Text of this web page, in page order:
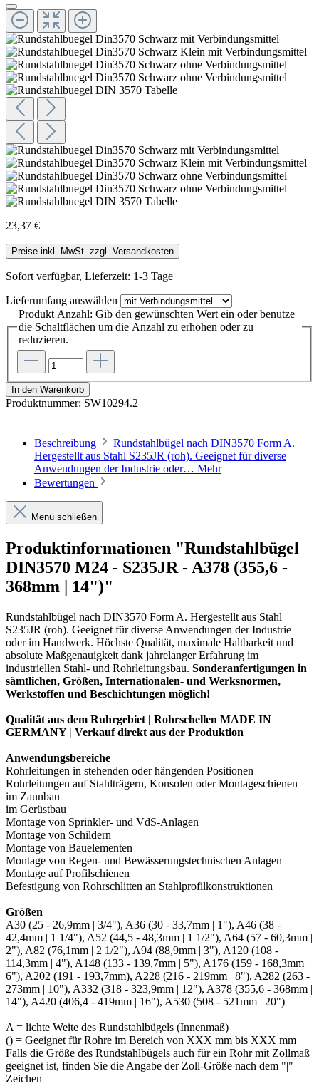
23,37 €
Preise inkl. MwSt. zzgl. Versandkosten
Sofort verfügbar, Lieferzeit: 1-3 Tage
Lieferumfang auswählen
Produkt Anzahl: Gib den gewünschten Wert ein oder benutze
die Schaltflächen um die Anzahl zu erhöhen oder zu
reduzieren.
In den Warenkorb
Produktnummer: SW10294.2
Beschreibung
Rundstahlbügel nach DIN3570 Form A.
Hergestellt aus Stahl S235JR (roh). Geeignet für diverse
Anwendungen der Industrie oder… Mehr
Bewertungen
Menü schließen
Produktinformationen "Rundstahlbügel
DIN3570 M24 - S235JR - A378 (355,6 -
368mm | 14")"
Rundstahlbügel nach DIN3570 Form A. Hergestellt aus Stahl
S235JR (roh). Geeignet für diverse Anwendungen der Industrie
oder im Handwerk. Höchste Qualität, maximale Haltbarkeit und
absolute Maßgenauigkeit dank jahrelanger Erfahrung im
industriellen Stahl- und Rohrleitungsbau. Sonderanfertigungen in
sämtlichen, Größen, Internationalen- und Werksnormen,
Werkstoffen und Beschichtungen möglich!
Qualität aus dem Ruhrgebiet | Rohrschellen MADE IN
GERMANY | Verkauf direkt aus der Produktion
Anwendungsbereiche
Rohrleitungen in stehenden oder hängenden Positionen
Rohrleitungen auf Stahlträgern, Konsolen oder Montageschienen
im Zaunbau
im Gerüstbau
Montage von Sprinkler- und VdS-Anlagen
Montage von Schildern
Montage von Bauelementen
Montage von Regen- und Bewässerungstechnischen Anlagen
Montage auf Profilschienen
Befestigung von Rohrschlitten an Stahlprofilkonstruktionen
Größen
A30 (25 - 26,9mm | 3/4"), A36 (30 - 33,7mm | 1"), A46 (38 -
42,4mm | 1 1/4"), A52 (44,5 - 48,3mm | 1 1/2"), A64 (57 - 60,3mm |
2"), A82 (76,1mm | 2 1/2"), A94 (88,9mm | 3"), A120 (108 -
114,3mm | 4"), A148 (133 - 139,7mm | 5"), A176 (159 - 168,3mm |
6"), A202 (191 - 193,7mm), A228 (216 - 219mm | 8"), A282 (263 -
273mm | 10"), A332 (318 - 323,9mm | 12"), A378 (355,6 - 368mm |
14"), A420 (406,4 - 419mm | 16"), A530 (508 - 521mm | 20")
A = lichte Weite des Rundstahlbügels (Innenmaß)
() = Geeignet für Rohre im Bereich von XXX mm bis XXX mm
Falls die Größe des Rundstahlbügels auch für ein Rohr mit Zollmaß
geeignet ist, finden Sie die Angabe der Zoll-Größe nach dem "|"
Zeichen